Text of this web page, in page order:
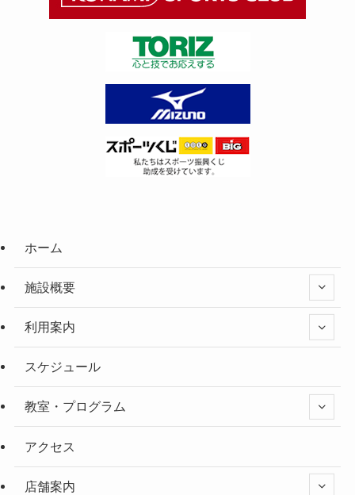
ホーム
施設概要
利用案内
スケジュール
教室・プログラム
アクセス
店舗案内